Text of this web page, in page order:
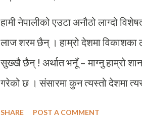
हामी नेपालीको एउटा अनौठो लाग्दो
लाज शरम छैन् । हाम्रो देशमा विकाशका
सुख्खै छैन् ! अर्थात भनूँ – माग्नु हाम्रो शान
गरेको छ । संसारमा कुन त्यस्तो देशमा
SHARE POST A COMMENT